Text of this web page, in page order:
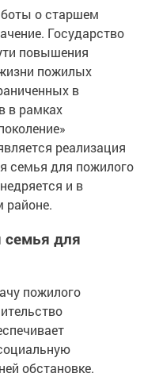
о старшем
Государство
повышения
пожилых
в
в рамках
реализация
семья для пожилого
и в
районе.
семья для
пожилого
обстановке.